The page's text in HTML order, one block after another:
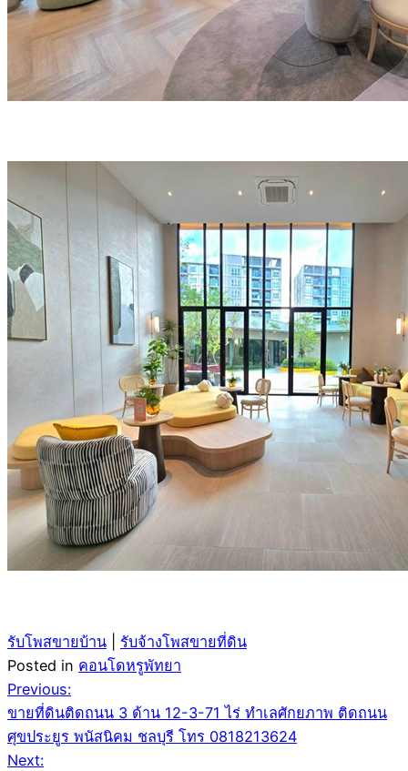
รับโพสขายบ้าน
รับจ้างโพสขายที่ดิน
Posted in คอนโดหรูพัทยา
Post
navigation
Previous:
ขายที่ดินติดถนน 3 ด้าน 12-3-71 ไร่ ทำเลศักยภาพ ติดถนน
ศุขประยูร พนัสนิคม ชลบุรี โทร 0818213624
Next: